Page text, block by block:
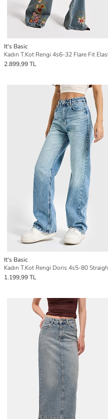
It's Basic
2.899,99 TL
It's Basic
1.199,99 TL